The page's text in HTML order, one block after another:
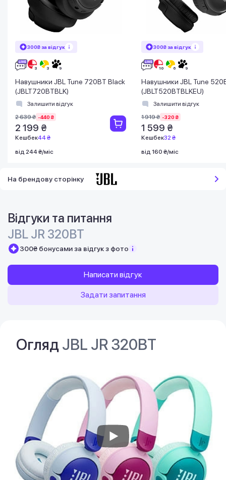
300₴ за відгук
Навушники JBL Tune 720BT Black
(JBLT720BTBLK)
Залишити відгук
2 639 ₴ -440 ₴
2 199 ₴
Кешбек44 ₴
від 244 ₴/міс
300₴ за відгук
Навушники JBL Tune
(JBLT520BTBLKEU)
Залишити відгук
1 919 ₴ -320 ₴
1 599 ₴
Кешбек32 ₴
від 160 ₴/міс
На брендову сторінку
Відгуки та питання
JBL JR 320BT
300₴ бонусами за відгук з фото
Написати відгук
Задати запитання
ОглядJBL JR 320BT